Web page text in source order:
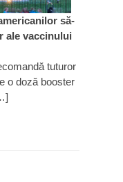
să-
ale vaccinului
tuturor
o doză booster